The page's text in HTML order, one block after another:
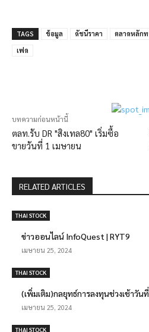
TAGS ข้อมูล ดัชนีราคา ตลาดหลัก
เฟด
บทความก่อนหน้านี้
ตลท.รับ DR "สิงเทล80" เริ่มซื้อ
ขายวันที่ 1 เมษายน
RELATED ARTICLES
THAI STOCK
ข่าวออนไลน์ InfoQuest | RYT9
เมษายน 25, 2024
THAI STOCK
(เพิ่มเติม)กลยุทธ์การลงทุนช่วงเช้าวัน
เมษายน 25, 2024
THAI STOCK